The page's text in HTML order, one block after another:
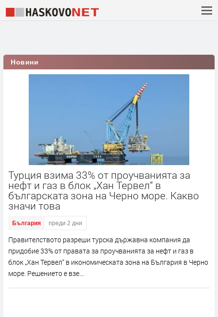
Новини
Турция взима 33% от проучванията за
нефт и газ в блок „Хан Тервел“ в
българската зона на Черно море. Какво
значи това
България преди 2 дни
Правителството разреши турска държавна компания да
придобие 33% от правата за проучванията за нефт и газ в
блок „Хан Тервел“ в икономическата зона на България в Черно
море. Решението е взе...